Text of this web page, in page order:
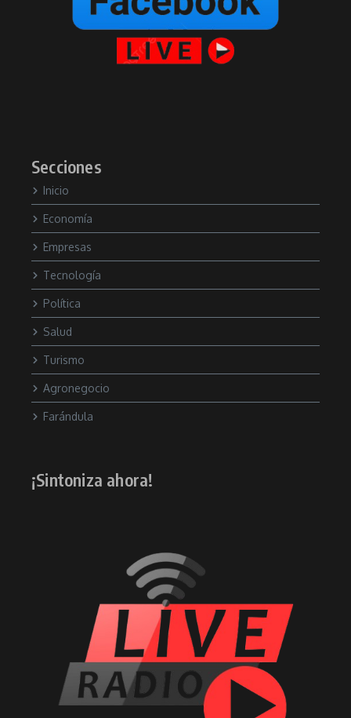
Secciones
Inicio
Economía
Empresas
Tecnología
Política
Salud
Turismo
Agronegocio
Farándula
¡Sintoniza ahora!